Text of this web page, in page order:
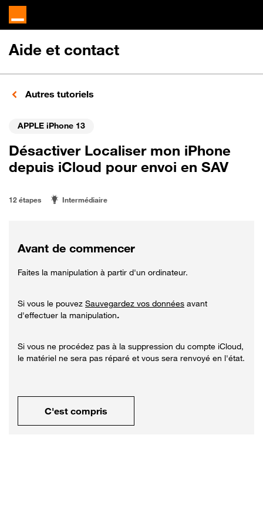
Aide et contact
Autres tutoriels
APPLE iPhone 13
Désactiver Localiser mon iPhone
depuis iCloud pour envoi en SAV
12 étapes Intermédiaire
Avant de commencer
Faites la manipulation à partir d'un ordinateur.
Si vous le pouvez Sauvegardez vos données avant
d'effectuer la manipulation.
Si vous ne procédez pas à la suppression du compte iCloud,
le matériel ne sera pas réparé et vous sera renvoyé en l'état.
C'est compris